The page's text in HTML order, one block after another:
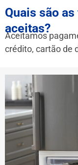
Quais são
aceitas?
Aceitamos
crédito, cartão de